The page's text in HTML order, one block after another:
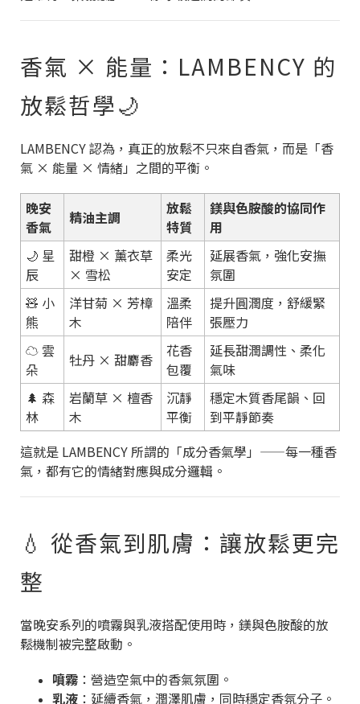
香氣 × 能量：LAMBENCY 的
放鬆哲學🌙
LAMBENCY 認為，真正的放鬆不只來自香氣，而是「香
氣 × 能量 × 情緒」之間的平衡。
晚安
香氣
精油主調
放鬆
特質
鎂與色胺酸的協同作
用
🌙 星
辰
甜橙 × 薰衣草
× 雪松
柔光
安定
延展香氣，強化安撫
氛圍
🧸 小
熊
洋甘菊 × 芳樟
木
溫柔
陪伴
提升圓潤度，舒緩緊
張壓力
☁️ 雲
朵
牡丹 × 甜麝香
花香
包覆
延長甜潤調性、柔化
氣味
🌲 森
林
岩蘭草 × 檀香
木
沉靜
平衡
穩定木質香尾韻、回
到平靜節奏
這就是 LAMBENCY 所謂的「成分香氣學」——每一種香
氣，都有它的情緒對應與成分邏輯。
💧 從香氣到肌膚：讓放鬆更完
整
當晚安系列的噴霧與乳液搭配使用時，鎂與色胺酸的放
鬆機制被完整啟動。
噴霧 ：營造空氣中的香氣氛圍。
乳液 ：延續香氣，潤澤肌膚，同時穩定香氛分子。